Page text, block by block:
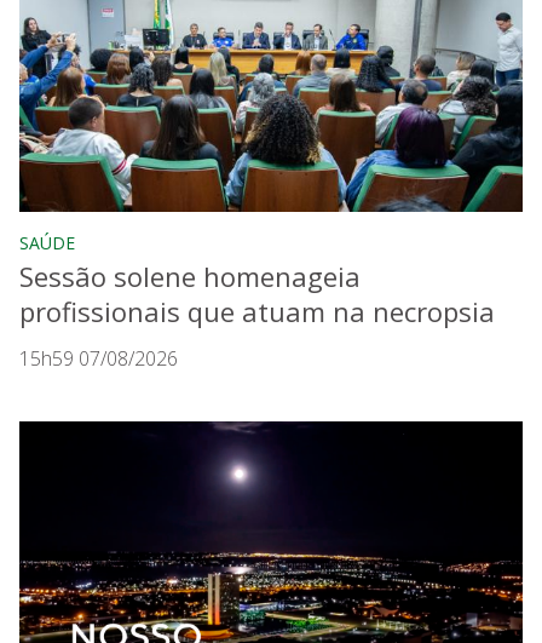
SAÚDE
Sessão solene homenageia
profissionais que atuam na necropsia
15h59 07/08/2026